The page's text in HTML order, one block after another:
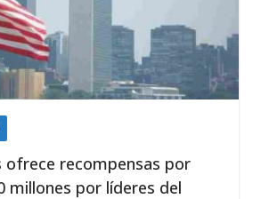
ofrece recompensas por
millones por líderes del